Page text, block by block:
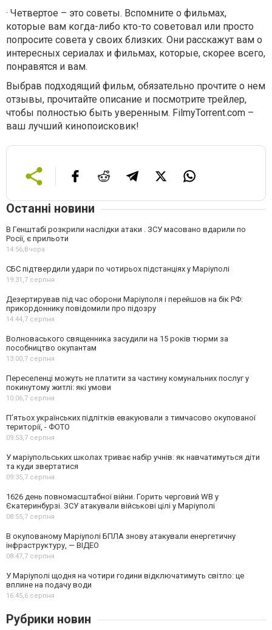
· Четвертое – это советы. Вспомните о фильмах,
которые вам когда-либо кто-то советовал или просто
попросите совета у своих близких. Они расскажут вам о
интересных сериалах и фильмах, которые, скорее всего,
понравятся и вам.
Выбрав подходящий фильм, обязательно прочтите о нем
отзывы, прочитайте описание и посмотрите трейлер,
чтобы полностью быть уверенным. FilmyTorrent.com –
ваш лучший кинопоисковик!
Останні новини
В Генштабі розкрили наслідки атаки . ЗСУ масовано вдарили по
Росії, є прильоти
14:56,Вчора
СБС підтвердили удари по чотирьох підстанціях у Маріуполі
19:31,7 серпня
Дезертирував під час оборони Маріуполя і перейшов на бік РФ:
прикордоннику повідомили про підозру
14:44,7 серпня
Волноваського священника засудили на 15 років тюрми за
пособництво окупантам
13:00,7 серпня
Переселенці можуть не платити за частину комунальних послуг у
покинутому житлі: які умови
10:06,7 серпня
П’ятьох українських підлітків евакуювали з тимчасово окупованої
території, - ФОТО
09:53,7 серпня
У маріупольських школах триває набір учнів: як навчатимуться діти
та куди звертатися
09:35,7 серпня
1626 день повномасштабної війни. Горить черговий WB у
Єкатеринбурзі. ЗСУ атакували військові цілі у Маріуполі
08:55,7 серпня
В окупованому Маріуполі БПЛА знову атакували енергетичну
інфраструктуру, — ВІДЕО
08:47,7 серпня
У Маріуполі щодня на чотири години відключатимуть світло: це
вплине на подачу води
16:45,6 серпня
Рубрики новин